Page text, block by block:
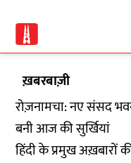
ख़बरबाज़ी
रोज़नामचा: नए संसद
बनी आज की सुर्खियां
हिंदी के प्रमुख अख़बारों